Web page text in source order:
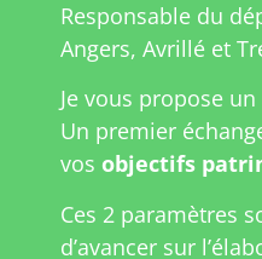
Responsable du
Angers, Avrillé et
Je vous propose
Un premier
vos objectifs
Ces 2 paramètres
d’avancer sur